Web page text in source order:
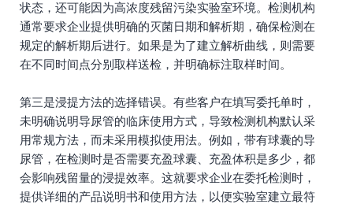
状态，还可能因为高浓度残留污染实验室环境。检测机构
通常要求企业提供明确的灭菌日期和解析期，确保检测在
规定的解析期后进行。如果是为了建立解析曲线，则需要
在不同时间点分别取样送检，并明确标注取样时间。
第三是浸提方法的选择错误。有些客户在填写委托单时，
未明确说明导尿管的临床使用方式，导致检测机构默认采
用常规方法，而未采用模拟使用法。例如，带有球囊的导
尿管，在检测时是否需要充盈球囊、充盈体积是多少，都
会影响残留量的浸提效率。这就要求企业在委托检测时，
提供详细的产品说明书和使用方法，以便实验室建立最符